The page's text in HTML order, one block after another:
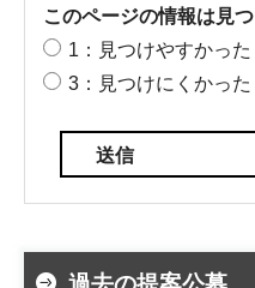
このページの情報は見
1：見つけやすかった
3：見つけにくかった